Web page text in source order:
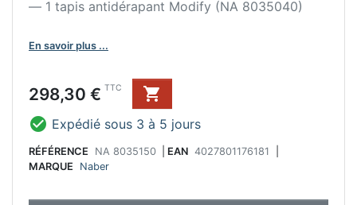
— 1 tapis antidérapant Modify (NA 8035040)
En savoir plus ...
Prix
298,30 € TTC

 Expédié sous 3 à 5 jours
RÉFÉRENCE NA 8035150 EAN 4027801176181
MARQUE
Naber